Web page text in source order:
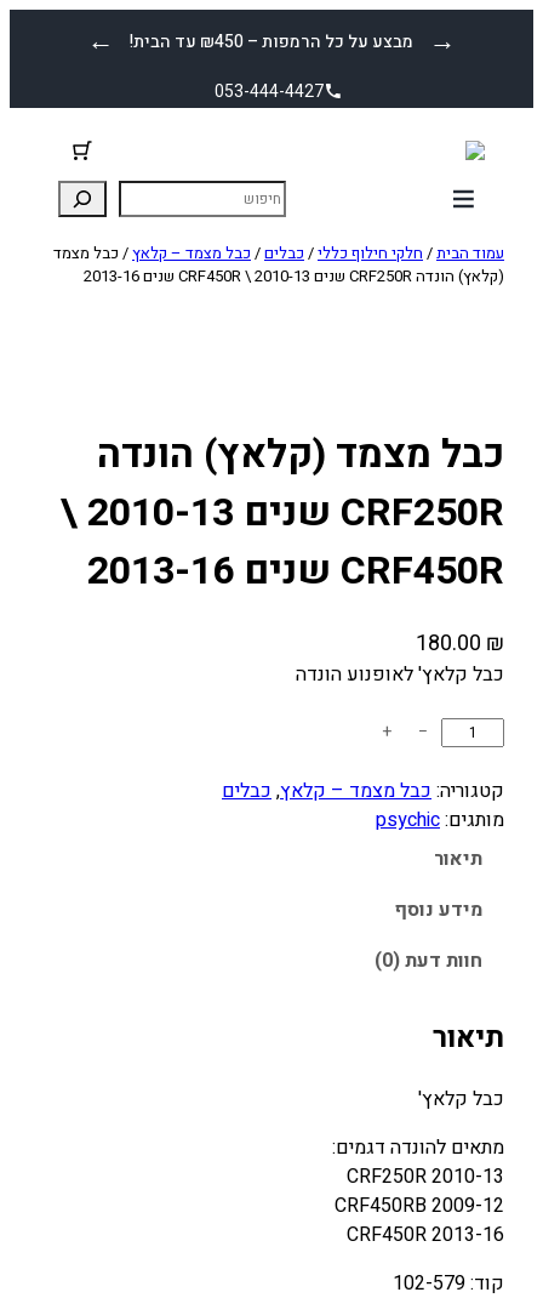
← מבצע על כל הרמפות – ₪450 עד הבית! →
053-444-4427
עמוד הבית/ חלקי חילוף כללי/ כבלים/ כבל מצמד – קלאץ/ כבל מצמד
(קלאץ) הונדה CRF250R שנים 2010-13 \ CRF450R שנים 2013-16
כבל מצמד (קלאץ) הונדה
CRF250R שנים 2010-13 \
CRF450R שנים 2013-16
180.00 ₪
כבל קלאץ' לאופנוע הונדה
ו
ת
צ
מ
(
ק
ל
א
ץ
ה
−
+
קטגוריה:כבל מצמד – קלאץ, כבלים
מותגים:psychic
תיאור
מידע נוסף
חוות דעת (0)
תיאור
כבל קלאץ'
מתאים להונדה דגמים:
CRF250R 2010-13
CRF450RB 2009-12
CRF450R 2013-16
קוד: 102-579